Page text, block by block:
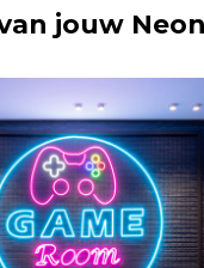
jouw Neon